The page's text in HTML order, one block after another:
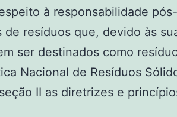
à responsabilidade pós-
resíduos que, devido às
ser destinados como
Nacional de Resíduos
II as diretrizes e